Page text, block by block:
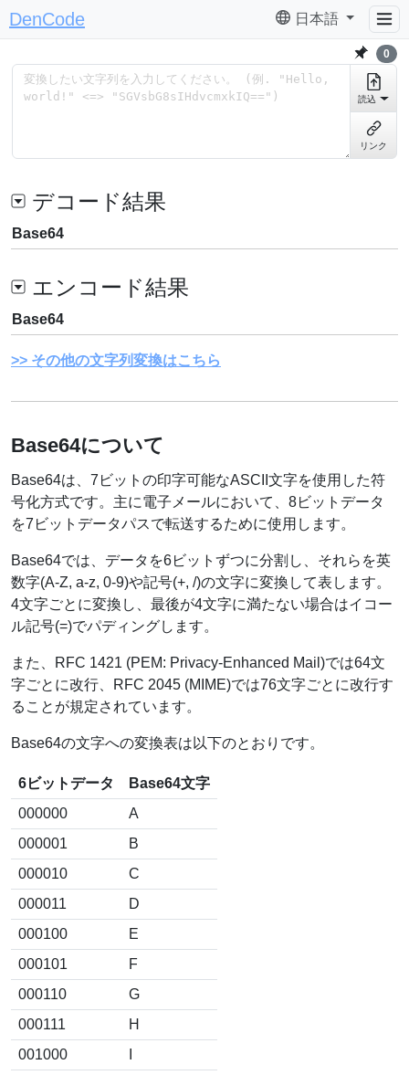
DenCode 日本語
0
読込
リンク
デコード結果
Base64
エンコード結果
Base64
その他の文字列変換はこちら
Base64について
Base64は、7ビットの印字可能なASCII文字を使用した符
号化方式です。主に電子メールにおいて、8ビットデータ
を7ビットデータパスで転送するために使用します。
Base64では、データを6ビットずつに分割し、それらを英
数字(A-Z, a-z, 0-9)や記号(+, /)の文字に変換して表します。
4文字ごとに変換し、最後が4文字に満たない場合はイコー
ル記号(=)でパディングします。
また、RFC 1421 (PEM: Privacy-Enhanced Mail)では64文
字ごとに改行、RFC 2045 (MIME)では76文字ごとに改行す
ることが規定されています。
Base64の文字への変換表は以下のとおりです。
6ビットデータ
Base64文字
000000
A
000001
B
000010
C
000011
D
000100
E
000101
F
000110
G
000111
H
001000